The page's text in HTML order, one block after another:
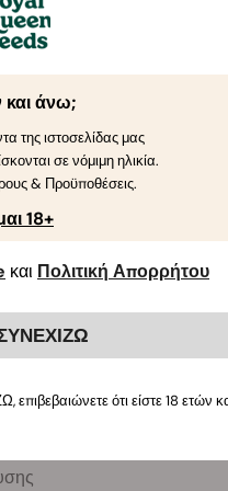
και αποτρέπει τη
τις φθηνότερες πλαστικές
καλλιέργειας, όπως
τα φυτά σας.
και το χρονόμετρο
Καλλιέργειας
180 cm
με έξυπνο
και άνω;
της ιστοσελίδας μας
σε νόμιμη ηλικία.
& Προϋποθέσεις.
18+
και Πολιτική Απορρήτου
ότι είστε 18 ετών